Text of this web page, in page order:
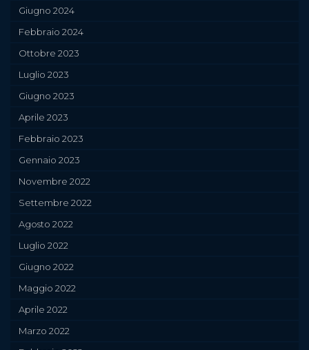
Giugno 2024
Febbraio 2024
Ottobre 2023
Luglio 2023
Giugno 2023
Aprile 2023
Febbraio 2023
Gennaio 2023
Novembre 2022
Settembre 2022
Agosto 2022
Luglio 2022
Giugno 2022
Maggio 2022
Aprile 2022
Marzo 2022